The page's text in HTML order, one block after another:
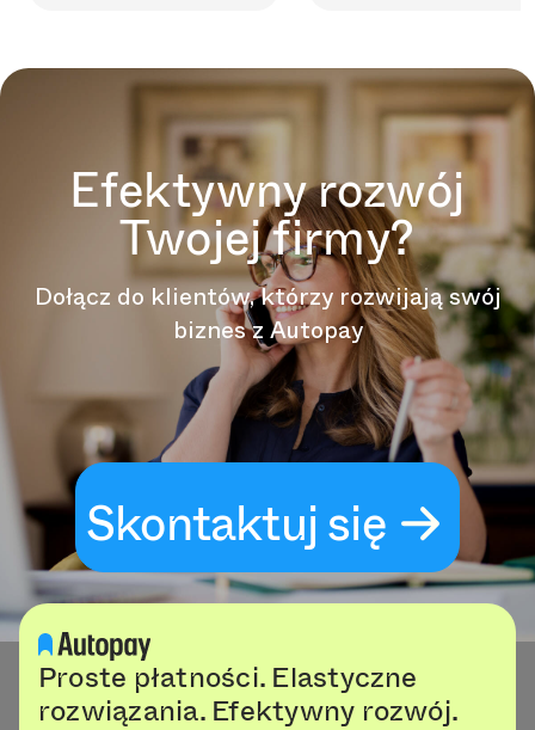
Efektywny rozwój
Twojej firmy?
Dołącz do klientów, którzy rozwijają swój
biznes z Autopay
Skontaktuj się
Proste płatności. Elastyczne
rozwiązania. Efektywny rozwój.